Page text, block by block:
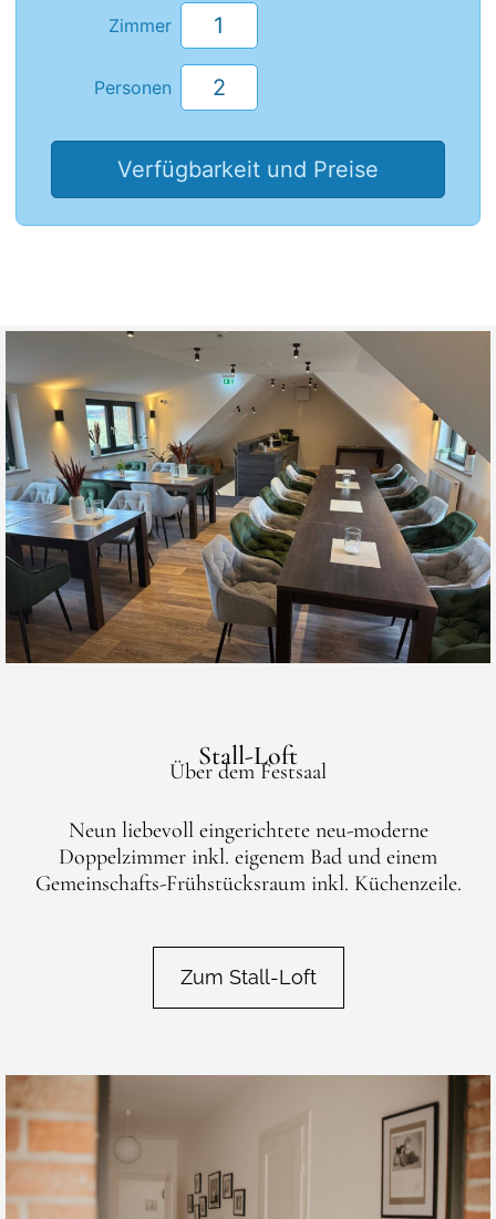
Zimmer
Personen
Verfügbarkeit und Preise
Stall-Loft
Neun liebevoll eingerichtete neu-moderne
Doppelzimmer inkl. eigenem Bad und einem
Gemeinschafts-Frühstücksraum inkl. Küchenzeile.
Über dem Festsaal
Zum Stall-Loft